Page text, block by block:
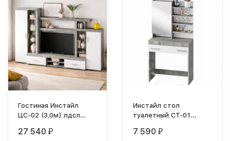
Гостиная Инстайл
ЦС-02 (3,0м) лдсп
27 540 ₽
Инстайл стол
туалетный СТ-01
7 590 ₽